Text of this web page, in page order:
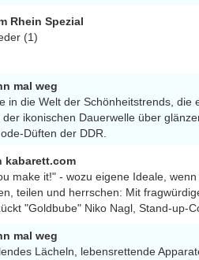
Rhein Spezial
(1)
mal weg
in die Welt der Schönheitstrends, die
ikonischen Dauerwelle über
Düften der DDR.
kabarett.com
make it!" - wozu eigene Ideale,
teilen und herrschen: Mit
"Goldbube" Niko Nagl, Stand-up-
mal weg
Lächeln, lebensrettende